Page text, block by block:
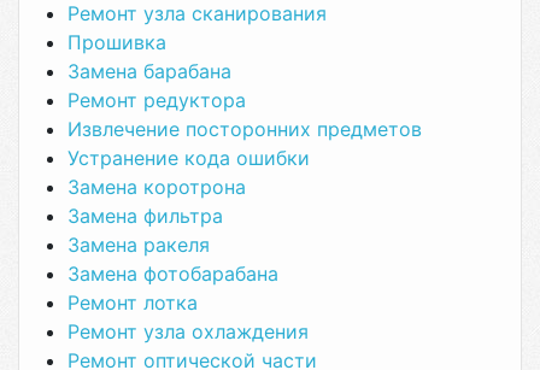
Ремонт узла сканирования
Прошивка
Замена барабана
Ремонт редуктора
Извлечение посторонних предметов
Устранение кода ошибки
Замена коротрона
Замена фильтра
Замена ракеля
Замена фотобарабана
Ремонт лотка
Ремонт узла охлаждения
Ремонт оптической части